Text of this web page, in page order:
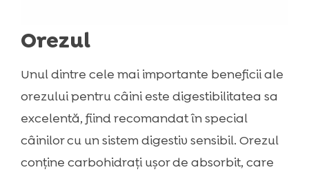
Orezul
Unul dintre cele mai importante beneficii ale
orezului pentru câini este digestibilitatea sa
excelentă, fiind recomandat în special
câinilor cu un sistem digestiv sensibil. Orezul
conține carbohidrați ușor de absorbit, care